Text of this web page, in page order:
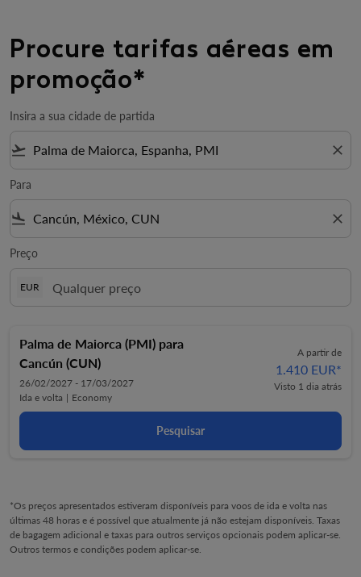
Procure tarifas aéreas em
promoção*
Insira a sua cidade de partida
flight_takeoff close
Para
flight_land close
Preço
EUR
Palma de Maiorca (PMI) para
Cancún (CUN)
26/02/2027 - 17/03/2027
Ida e volta | Economy
A partir de
1.410 EUR*
Visto 1 dia atrás
Pesquisar
*Os preços apresentados estiveram disponíveis para voos de ida e volta nas
últimas 48 horas e é possível que atualmente já não estejam disponíveis. Taxas
de bagagem adicional e taxas para outros serviços opcionais podem aplicar-se.
Outros termos e condições podem aplicar-se.